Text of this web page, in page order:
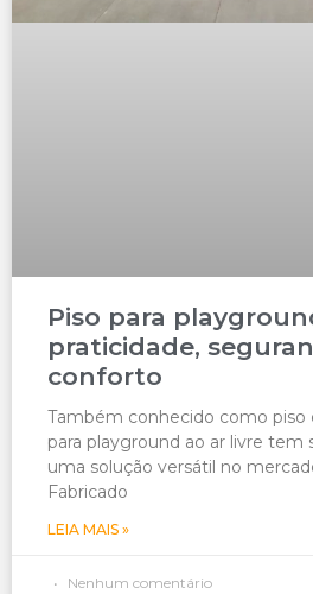
Piso para
praticidade,
conforto
Também conhecido como piso
para playground ao ar livre tem
uma solução versátil no
Fabricado
LEIA MAIS »
Nenhum comentário